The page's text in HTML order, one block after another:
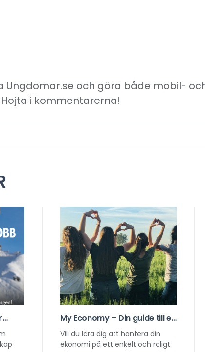
och göra både mobil-
i kommentarerna!
My Economy – Din guide till en
smartare vardagsekonomi
Vill du lära dig att hantera din
ekonomi på ett enkelt och roligt